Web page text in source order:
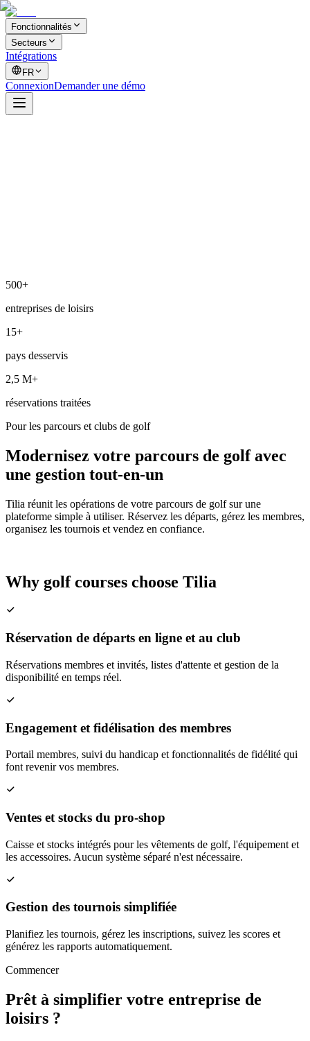
Fonctionnalités
Secteurs
Intégrations
FR
ConnexionDemander une démo
500+
entreprises de loisirs
15+
pays desservis
2,5 M+
réservations traitées
Pour les parcours et clubs de golf
Modernisez votre parcours de golf avec
une gestion tout-en-un
Tilia réunit les opérations de votre parcours de golf sur une
plateforme simple à utiliser. Réservez les départs, gérez les membres,
organisez les tournois et vendez en confiance.
Why golf courses choose Tilia
Réservation de départs en ligne et au club
Réservations membres et invités, listes d'attente et gestion de la
disponibilité en temps réel.
Engagement et fidélisation des membres
Portail membres, suivi du handicap et fonctionnalités de fidélité qui
font revenir vos membres.
Ventes et stocks du pro-shop
Caisse et stocks intégrés pour les vêtements de golf, l'équipement et
les accessoires. Aucun système séparé n'est nécessaire.
Gestion des tournois simplifiée
Planifiez les tournois, gérez les inscriptions, suivez les scores et
générez les rapports automatiquement.
Commencer
Prêt à simplifier votre entreprise de
loisirs ?